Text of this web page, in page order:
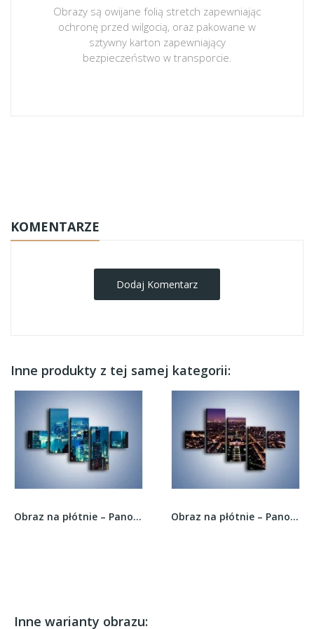
Obrazy są owijane folią stretch zapewniając
ochronę przed wilgocią, oraz pakowane w
sztywny karton zapewniający
bezpieczeństwo w transporcie.
KOMENTARZE
Dodaj Komentarz
Inne produkty z tej samej kategorii:
Obraz na płótnie – Panorama Hong Kongu w nocy –... Obraz na płótnie – Panorama Paryża z Wieży...
Inne warianty obrazu: